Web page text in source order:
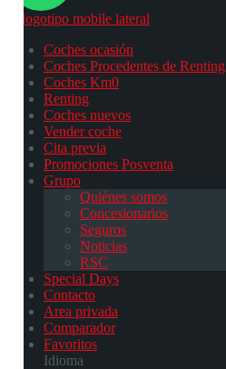
Coches ocasión
Coches Procedentes de Renting
Coches Km0
Renting
Coches nuevos
Vender coche
Cita previa
Promociones Posventa
Grupo
Quiénes somos
Concesionarios
Seguros
Noticias
RSC
Special Days
Contacto
Area privada
Comparador
Favoritos
Idioma